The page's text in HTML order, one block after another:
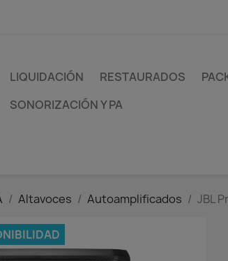
LIQUIDACIÓN RESTAURADOS
SONORIZACIÓN Y PA
Altavoces Autoamplificados JBL